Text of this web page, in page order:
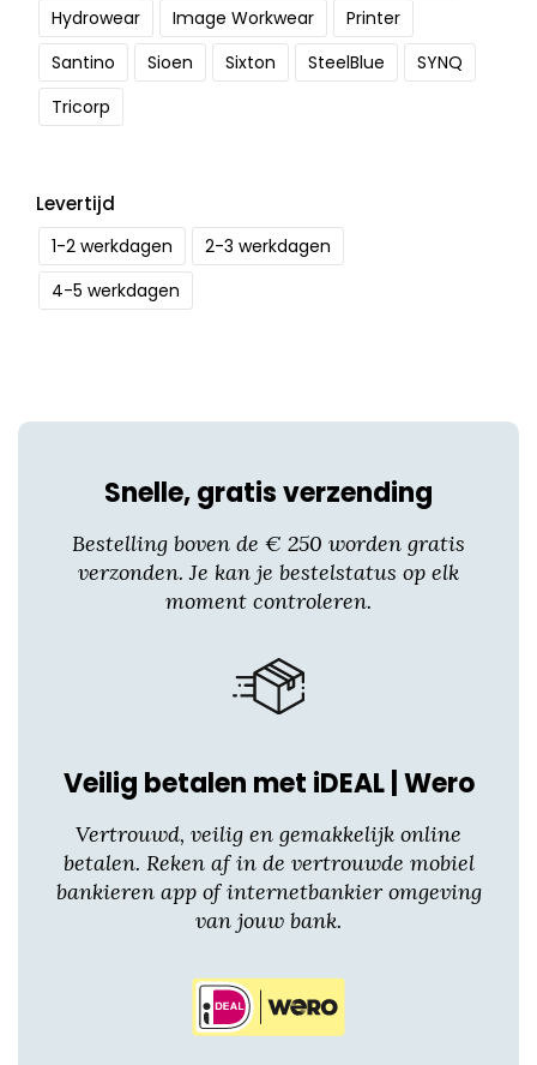
Hydrowear
Image Workwear
Printer
Santino
Sioen Sixton SteelBlue
SYNQ
Tricorp
Levertijd
1-2 werkdagen
2-3 werkdagen
4-5 werkdagen
Snelle, gratis verzending
Bestelling boven de € 250 worden gratis
verzonden. Je kan je bestelstatus op elk
moment controleren.
Veilig betalen met iDEAL | Wero
Vertrouwd, veilig en gemakkelijk online
betalen. Reken af in de vertrouwde mobiel
bankieren app of internetbankier omgeving
van jouw bank.